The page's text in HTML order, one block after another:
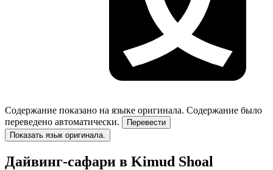
Содержание показано на языке оригинала. Содержание было
переведено автоматически.
Перевести
Показать язык оригинала.
Дайвинг-сафари в Kimud Shoal